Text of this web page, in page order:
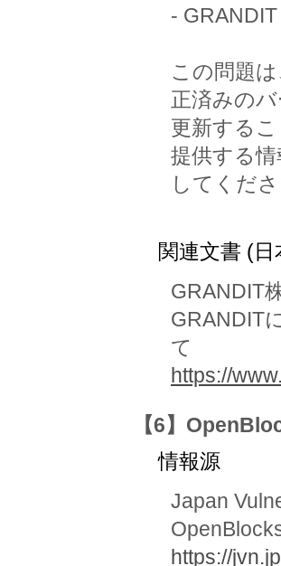
-
この問題
正済みの
更新する
提供する
してくだ
関連文書 (日
GRANDIT
GRANDIT
て
https://
【6】
情報源
Japan
https://